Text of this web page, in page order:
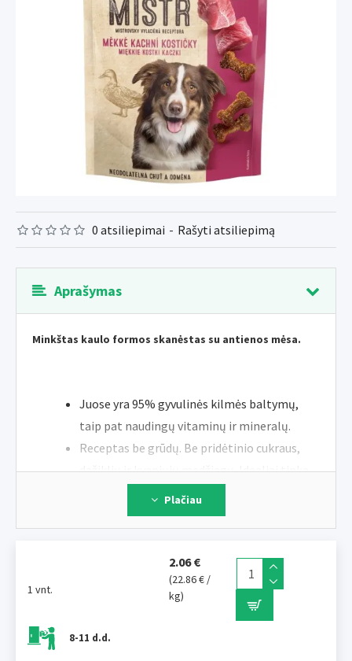
0 atsiliepimai - Rašyti atsiliepimą
1 vnt.
8-11 d.d.
2.06 €
(22.86 € /
kg)
Aprašymas
Minkštas kaulo formos skanėstas su antienos mėsa.
Juose yra 95% gyvulinės kilmės baltymų,
taip pat naudingų vitaminų ir mineralų.
Receptas be grūdų. Be pridėtinio cukraus,
dažiklių ir kvapiųjų medžiagų. Idealiai tinka
: mėsa ir gyvūninės kilmės produktai (min. 60%, iš
kurių min. 8% antis), augaliniai šalutiniai produktai, aliejai ir
riebalai, propilenglikolis.
Plačiau